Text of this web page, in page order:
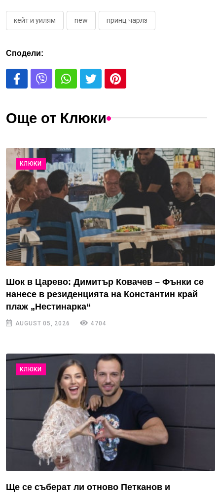
кейт и уилям new принц чарлз
Сподели:
Още от Клюки
КЛЮКИ
Шок в Царево: Димитър Ковачев – Фънки се
нанесе в резиденцията на Константин край
плаж „Нестинарка“
AUGUST 05, 2026 4704
КЛЮКИ
Ще се съберат ли отново Петканов и